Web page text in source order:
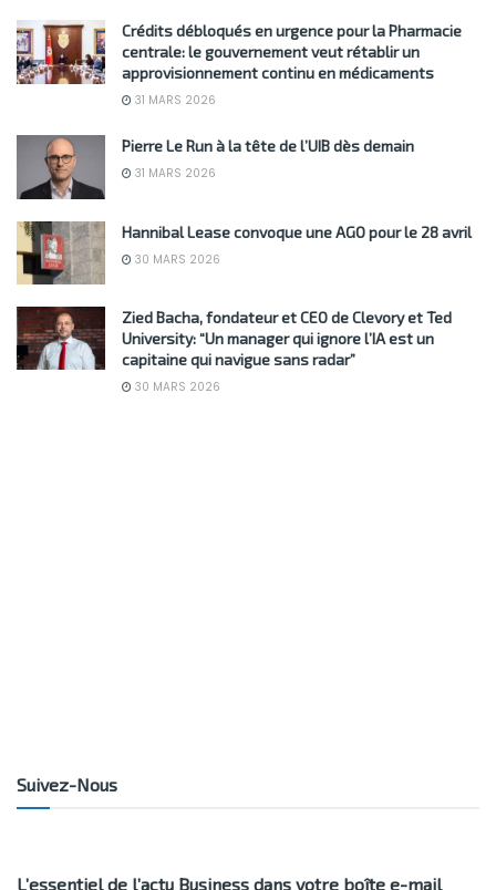
Crédits débloqués en urgence pour la Pharmacie
centrale: le gouvernement veut rétablir un
approvisionnement continu en médicaments
31 MARS 2026
Pierre Le Run à la tête de l’UIB dès demain
31 MARS 2026
Hannibal Lease convoque une AGO pour le 28 avril
30 MARS 2026
Zied Bacha, fondateur et CEO de Clevory et Ted
University: “Un manager qui ignore l’IA est un
capitaine qui navigue sans radar”
30 MARS 2026
Suivez-Nous
L’essentiel de l’actu Business dans votre boîte e-mail